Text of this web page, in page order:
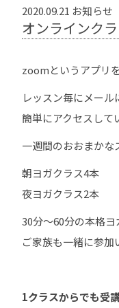
2020.09.21 お知らせ
オンラインク
zoomというアプリ
レッスン毎にメール
簡単にアクセスして
一週間のおおまかな
朝ヨガクラス4本
夜ヨガクラス2本
30分〜60分の本格ヨ
ご家族も一緒に参加
1クラスからでも受